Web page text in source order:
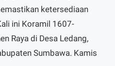
ketersediaan
ini Koramil 1607-
Raya di Desa Ledang,
Sumbawa. Kamis